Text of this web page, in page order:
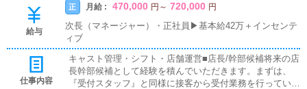
給与
正 月給 : 470,000 円 ～ 720,000 円
次長（マネージャー）・正社員▶基本給42万＋インセンテ
ィブ
仕事内容
キャスト管理・シフト・店舗運営■店長/幹部候補将来の店
長幹部候補として経験を積んでいただきます。まずは、
『受付スタッフ』と同様に接客から受付業務を行っていた